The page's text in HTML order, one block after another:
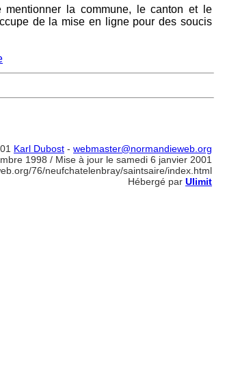
la commune, le canton et le
de la mise en ligne pour des soucis
Karl Dubost - webmaster@normandieweb.org
1998 / Mise à jour le samedi 6 janvier 2001
76/neufchatelenbray/saintsaire/index.html
Hébergé par Ulimit